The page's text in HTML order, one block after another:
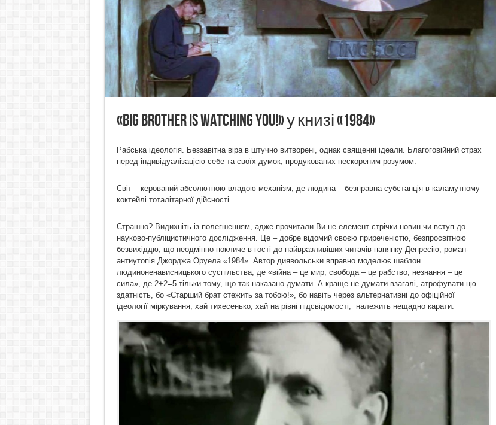
«Big brother is watching you!» у книзі «1984»
Рабська ідеологія. Беззавітна віра в штучно витворені, однак священні ідеали. Благоговійний страх
перед індивідуалізацією себе та своїх думок, продукованих нескореним розумом.
Світ – керований абсолютною владою механізм, де людина – безправна субстанція в каламутному
коктейлі тоталітарної дійсності.
Страшно? Видихніть із полегшенням, адже прочитали Ви не елемент стрічки новин чи вступ до
науково-публіцистичного дослідження. Це – добре відомий своєю приреченістю, безпросвітною
безвихіддю, що неодмінно покличе в гості до найвразливіших читачів панянку Депресію, роман-
антиутопія Джорджа Оруела «1984». Автор диявольськи вправно моделює шаблон
людиноненависницького суспільства, де «війна – це мир, свобода – це рабство, незнання – це
сила», де 2+2=5 тільки тому, що так наказано думати. А краще не думати взагалі, атрофувати цю
здатність, бо «Старший брат стежить за тобою!», бо навіть через альтернативні до офіційної
ідеології міркування, хай тихесенько, хай на рівні підсвідомості, належить нещадно карати.